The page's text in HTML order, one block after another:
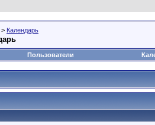
> Календарь
Пользователи